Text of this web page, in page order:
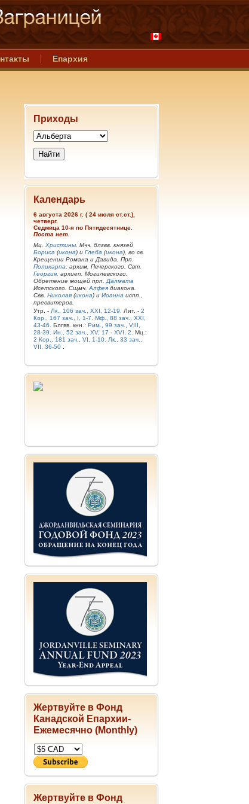
Епархия
Приходы
Календарь
6 августа 2026 г. ( 24 июля ст.ст.),
четверг.
Седмица 10-я по Пятидесятнице.
Поста нет.
Мц. Христины . Мчч. блгвв. князей
Бориса (икона) и Глеба (икона), во св.
Крещении Романа и Давида. Прп.
Поликарпа , архим. Печерского. Свт.
Георгия , архиеп. Могилевского.
Обретение мощей прп. Далмата
Исетского. Сщмч. Алфея диакона.
Свв. Николая (икона) и Иоанна испп.,
пресвитеров.
Утр. - Лк., 106 зач., XXI, 12-19. Лит. - 2
Кор., 167 зач., I, 1-7.
Мф., 88 зач., XXI,
43-46.
Блгвв. кнн.: Рим., 99 зач., VIII,
28-39.
Ин., 52 зач., XV, 17 - XVI, 2.
Мц.:
2 Кор., 181 зач., VI, 1-10.
Лк., 33 зач.,
VII, 36-50
Жертвуйте в Фонд
Канадской Епархии-
Ежемесячно (Monthly)
Жертвуйте в Фонд